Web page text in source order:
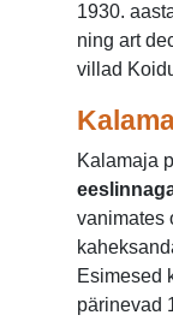
1930.
ning art
villad
Kalamaja
vanimates
Esimesed
pärinevad